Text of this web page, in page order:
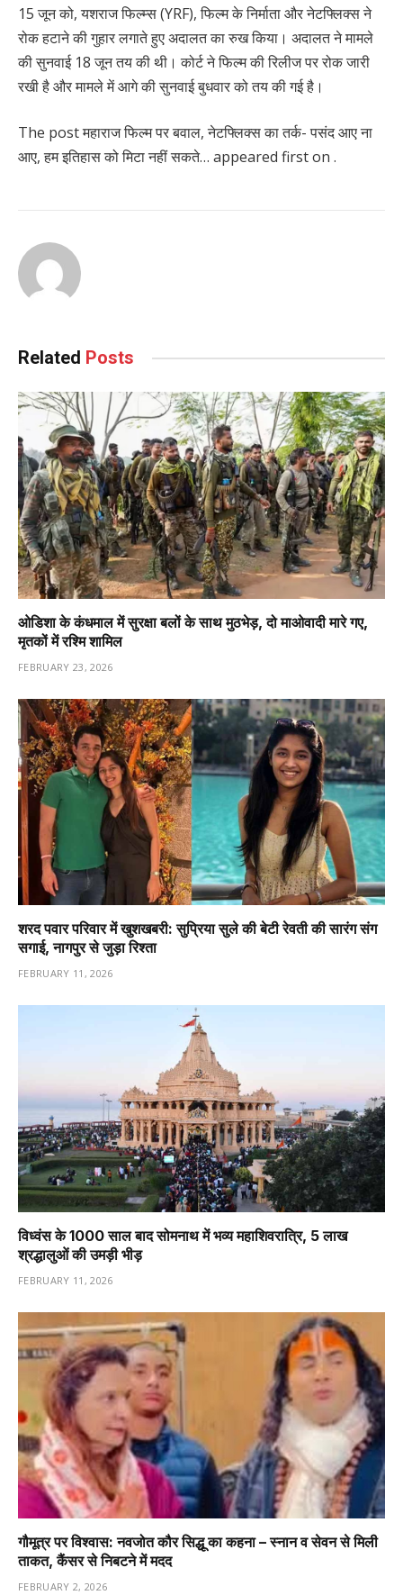
15 जून को, यशराज फिल्म्स (YRF), फिल्म के निर्माता और नेटफ्लिक्स ने
रोक हटाने की गुहार लगाते हुए अदालत का रुख किया। अदालत ने मामले
की सुनवाई 18 जून तय की थी। कोर्ट ने फिल्म की रिलीज पर रोक जारी
रखी है और मामले में आगे की सुनवाई बुधवार को तय की गई है।
The post महाराज फिल्म पर बवाल, नेटफ्लिक्स का तर्क- पसंद आए ना
आए, हम इतिहास को मिटा नहीं सकते… appeared first on .
Related Posts
ओडिशा के कंधमाल में सुरक्षा बलों के साथ मुठभेड़, दो माओवादी मारे गए,
मृतकों में रश्मि शामिल
FEBRUARY 23, 2026
शरद पवार परिवार में खुशखबरी: सुप्रिया सुले की बेटी रेवती की सारंग संग
सगाई, नागपुर से जुड़ा रिश्ता
FEBRUARY 11, 2026
विध्वंस के 1000 साल बाद सोमनाथ में भव्य महाशिवरात्रि, 5 लाख
श्रद्धालुओं की उमड़ी भीड़
FEBRUARY 11, 2026
गौमूत्र पर विश्वास: नवजोत कौर सिद्धू का कहना – स्नान व सेवन से मिली
ताकत, कैंसर से निबटने में मदद
FEBRUARY 2, 2026